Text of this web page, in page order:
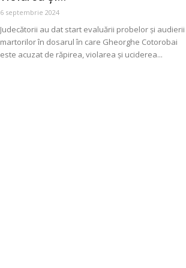
6 septembrie 2024
Judecătorii au dat start evaluării probelor și audierii
martorilor în dosarul în care Gheorghe Cotorobai
este acuzat de răpirea, violarea și uciderea...